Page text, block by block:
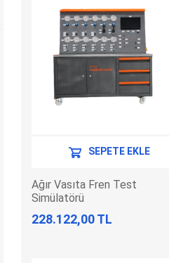
Ağır Vasıta Fren Test
Simülatörü
228.122,00 TL
SEPETE EKLE